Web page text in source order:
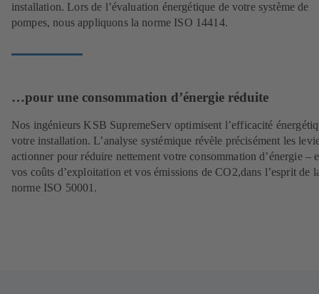
installation. Lors de l’évaluation énergétique de votre système de
pompes, nous appliquons la norme ISO 14414.
…pour une consommation d’énergie réduite
Nos ingénieurs KSB SupremeServ optimisent l’efficacité
votre installation. L’analyse systémique révèle précisément les
actionner pour réduire nettement votre consommation d’énergie –
vos coûts d’exploitation et vos émissions de CO2,dans l’esprit de
norme ISO 50001.